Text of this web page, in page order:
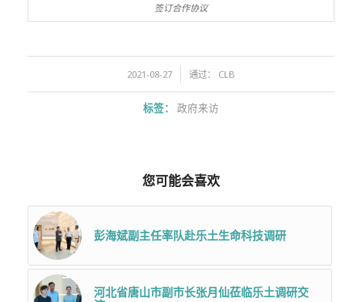
签订合作协议
2021-08-27
/ 通过： CLB
标签： 政府来访
您可能会喜欢
彭海斌副主任率队赴乐土生命科技调研
河北省唐山市副市长张月仙莅临乐土调研交